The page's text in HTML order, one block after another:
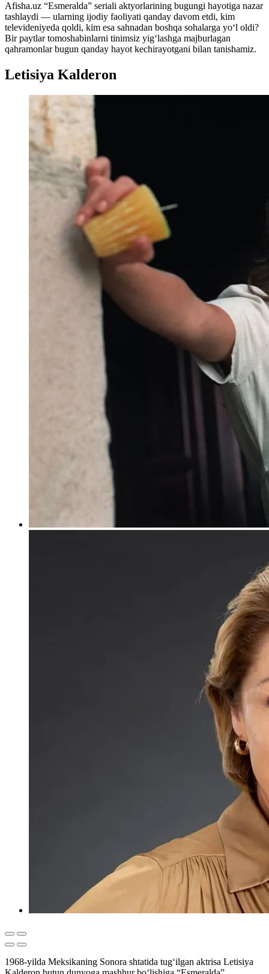
Afisha.uz “Esmeralda” seriali aktyorlarining bugungi hayotiga nazar
tashlaydi — ularning ijodiy faoliyati qanday davom etdi, kim
televideniyeda qoldi, kim esa sahnadan boshqa sohalarga yo‘l oldi?
Bir paytlar tomoshabinlarni tinimsiz yig‘lashga majburlagan
qahramonlar bugun qanday hayot kechirayotgani bilan tanishamiz.
Letisiya Kalderon
1968-yilda Meksikaning Sonora shtatida tug‘ilgan aktrisa Letisiya